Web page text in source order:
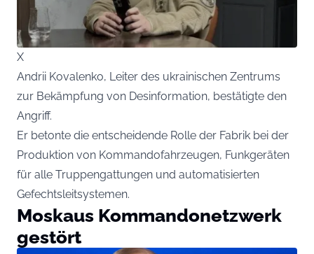
X
Andrii Kovalenko, Leiter des ukrainischen Zentrums
zur Bekämpfung von Desinformation, bestätigte den
Angriff.
Er betonte die entscheidende Rolle der Fabrik bei der
Produktion von Kommandofahrzeugen, Funkgeräten
für alle Truppengattungen und automatisierten
Gefechtsleitsystemen.
Moskaus Kommandonetzwerk
gestört